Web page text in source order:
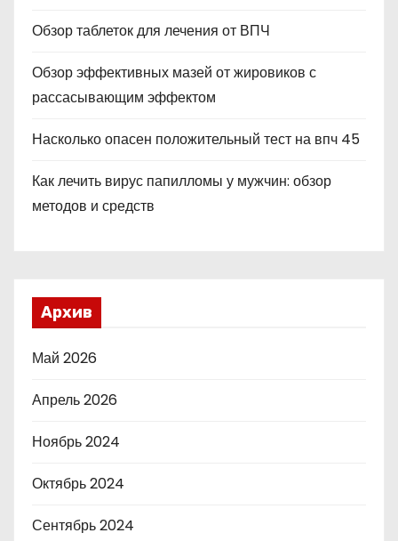
Обзор таблеток для лечения от ВПЧ
Обзор эффективных мазей от жировиков с
рассасывающим эффектом
Насколько опасен положительный тест на впч 45
Как лечить вирус папилломы у мужчин: обзор
методов и средств
Архив
Май 2026
Апрель 2026
Ноябрь 2024
Октябрь 2024
Сентябрь 2024